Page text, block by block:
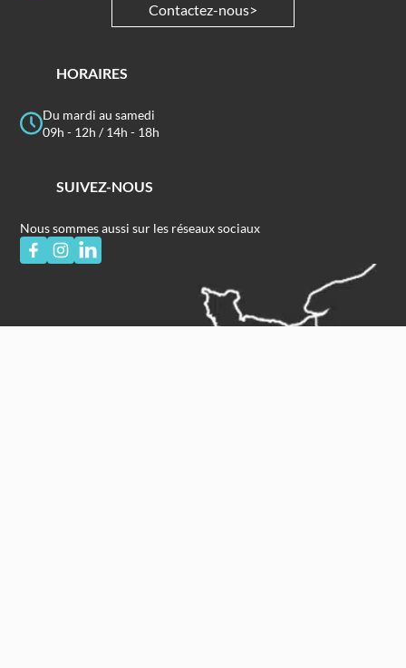
Contactez-nous
HORAIRES
Du mardi au samedi
09h - 12h / 14h - 18h
SUIVEZ-NOUS
Nous sommes aussi sur les réseaux sociaux